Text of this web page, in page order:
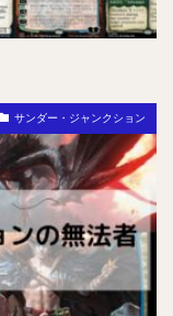
サンダー・ジャンクション